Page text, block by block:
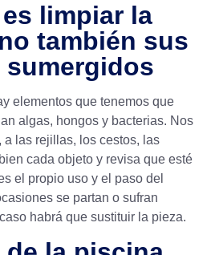
limpiar la
también sus
sumergidos
elementos que tenemos que
algas, hongos y bacterias. Nos
a las rejillas, los cestos, las
cada objeto y revisa que esté
el propio uso y el paso del
se partan o sufran
habrá que sustituir la pieza.